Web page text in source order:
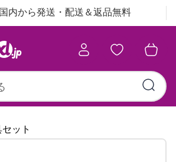
内から発送・配送＆返品無料
ット